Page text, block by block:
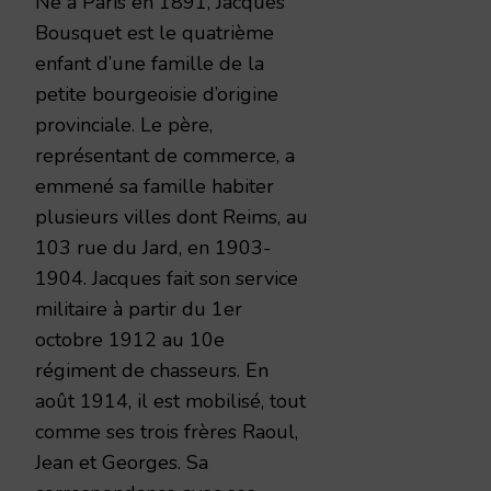
Bousquet est le quatrième
enfant d’une famille de la
petite bourgeoisie d’origine
provinciale. Le père,
représentant de commerce, a
emmené sa famille habiter
plusieurs villes dont Reims, au
103 rue du Jard, en 1903-
1904. Jacques fait son service
militaire à partir du 1er
octobre 1912 au 10e
régiment de chasseurs. En
août 1914, il est mobilisé, tout
comme ses trois frères Raoul,
Jean et Georges. Sa